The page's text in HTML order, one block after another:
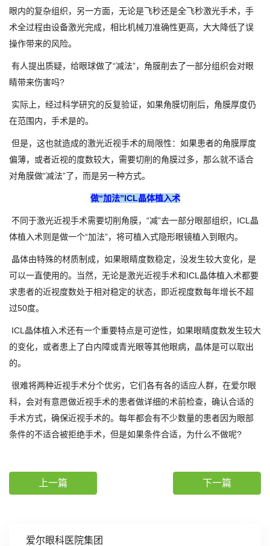
爱尔眼科医院集团
眼内的复杂组织，另一方面，无论是飞秒还是全飞秒激光手术，手
术全过程由设备激光完成，相比机械刀准确性更高，大大降低了误
操作带来的风险。
有人提出质疑，给眼球做了“减法”，角膜削去了一部分组织会对眼
睛带来伤害吗?
实际上，经过科学研究的反复验证，如果角膜切削后，角膜厚度仍
在范围内，手术是的。
但是，这也就造成的激光近视手术的局限性：如果患者的角膜厚度
偏薄，或者近视的度数较大，需要切削的角膜过多，那么就不适合
对角膜做“减法”了，而是另一种方式。
做“加法”ICL晶体植入术
不同于激光近视手术需要切削角膜，“减”去一部分眼部组织，ICL晶
体植入术则是做一个“加法”，将可植入式隐形眼镜植入到眼内。
晶体由特殊的材质制成，如果眼睛度数稳定，没发生较大变化，是
可以一直使用的。当然，无论是激光近视手术和ICL晶体植入术都要
求患者的近视度数处于相对稳定的状态，即近视度数每年增长不超
过50度。
ICL晶体植入术还有一个重要特点是可逆性，如果眼睛度数发生较大
的变化，或者患上了白内障或青光眼等其他眼病，晶体是可以取出
的。
很难将两种近视手术分个优劣，它们各有各的适应人群，在爱尔眼
科，会对有意愿做近视手术的患者做详细的术前检查，确认合适的
手术方式，确保近视手术的。每年都会有不少数量的患者因为眼部
条件的不适合被拒绝手术，但是如果条件合适，为什么不做呢?
上一篇 下一篇